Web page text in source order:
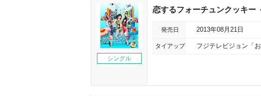
シングル
恋するフォーチュンクッキー
発売日 2013年08月21日
タイアップ フジテレビジョン「